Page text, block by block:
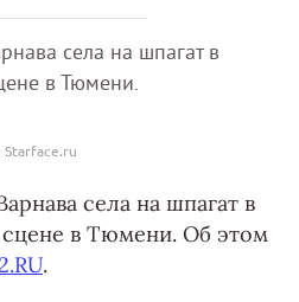
села на шпагат в
в Тюмени.
Starface.ru
села на шпагат в
сцене в Тюмени. Об этом
.